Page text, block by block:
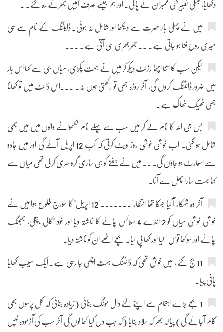
دکھایا، جسکی تعبیر کئی ممبران نے پا لی۔ اور ہم جیسے صرف آہیں بھرتے رہ گئے۔ ۔
میں نے پہلی بار حسرت سے دیکھا اور شامل نہ ہوئی۔ ڈایٹنگ کے نام سے ہی
میری روح فنا ہو جاتی ہے۔ ۔۔ جھرجھری سی آتی ہے۔ ۔۔۔
لیکن سب کا اتنا اچھا رزلٹ دیکھ کر میں نے ہمت پکڑی، میاں جی سے کہا اس بار
میں ضرور ڈائٹنگ کروں گی، آخر روزہ بھی تو رکھتی ہوں نہ۔ ۔۔۔اس ڈائٹ میں تو کھانا
بھی ٹھیک ٹھاک ہے۔
بس جی اللہ کا نام لے کر میں سب سے پہلے نام لکھوانے والوں میں میں بھی
شامل ہو گئی۔ اب خوشی خوشی روز ویٹ کرتی کہ کب 12 اپریل آئے گی اور میں جادو
سے اسمارٹ ہو جاؤں گی۔ ۔۔ میں نے ہفتے کو ہی ساری گروسری کر لی تھی میاں سے
کہا بہت سارا پھل لے آنا۔
آخر وہ شہکار آ گیا جسکا تھا انتظار"۔۔۔۔۔۔۔"12 اپریل" کا سورج طلوع ہوا میں نے
خوشی خوشی میاں کو 2 انڈے 4 سلائس چائے کا ناشتہ دیا اور خود "کالی ،پتلی، بھجنگ
چائے اور سوکھا توس " لیا اور کھا پی لیا۔ بچے اٹھے ان کو ناشتہ دیا۔
11 بج گئے ، میں خوش تھی کہ ڈائٹنگ بہت اچھی جا رہی ہے۔ ایک سیب کھایا
پانی پیا۔
1 بجے بڑے اہتمام سے اپنے لئے دال مونگ بنائی (زیادہ بنائی کہ کل پرسوں بھی
کام آجائے گی) پیالہ بھر کہ سلاد بنایا (کہ جب دل کیا کھا لوں گی آخر سب کی آزمودہ ٹپس